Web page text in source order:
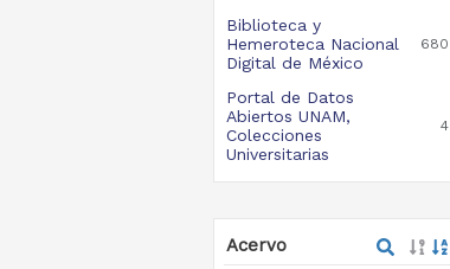
Biblioteca y
Hemeroteca Nacional
Digital de México
680
Portal de Datos
Abiertos UNAM,
Colecciones
Universitarias
4
Acervo